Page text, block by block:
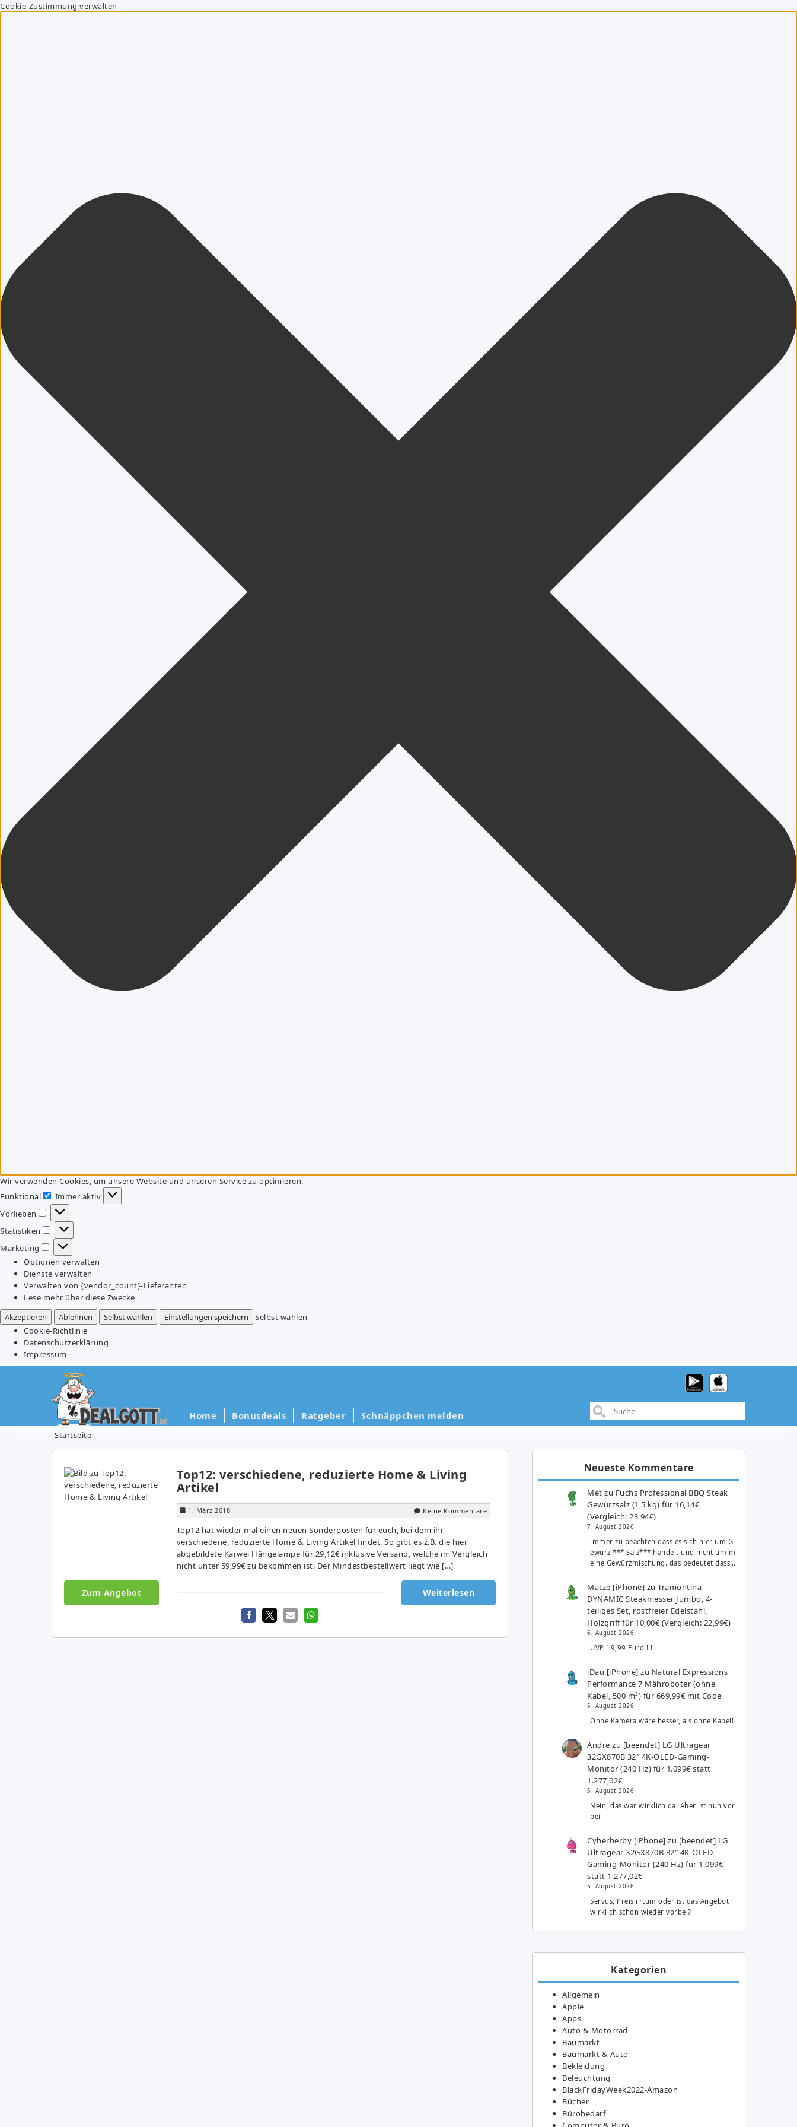
Cookie-Zustimmung verwalten
Wir verwenden Cookies, um unsere Website und unseren Service zu optimieren.
Funktional
Funktional
Immer aktiv
Vorlieben
Vorlieben
Statistiken
Statistiken
Marketing
Marketing
Optionen verwalten
Dienste verwalten
Verwalten von {vendor_count}-Lieferanten
Lese mehr über diese Zwecke
Akzeptieren
Ablehnen Selbst wählen Einstellungen speichern
Selbst wählen
Cookie-Richtlinie
Datenschutzerklärung
Impressum
Home Bonusdeals Ratgeber Schnäppchen melden
Startseite
Top12: verschiedene, reduzierte Home & Living
Artikel
1. März 2018 Keine Kommentare
Top12 hat wieder mal einen neuen Sonderposten für euch, bei dem ihr
verschiedene, reduzierte Home & Living Artikel findet. So gibt es z.B. die hier
abgebildete Karwei Hängelampe für 29,12€ inklusive Versand, welche im Vergleich
nicht unter 59,99€ zu bekommen ist. Der Mindestbestellwert liegt wie […]
Zum Angebot Weiterlesen
Neueste Kommentare
Met zu Fuchs Professional BBQ Steak
Gewürzsalz (1,5 kg) für 16,14€
(Vergleich: 23,94€)
7. August 2026
immer zu beachten dass es sich hier um G
ewürz *** Salz*** handelt und nicht um m
eine Gewürzmischung. das bedeutet dass…
Matze [iPhone] zuTramontina
DYNAMIC Steakmesser Jumbo, 4-
teiliges Set, rostfreier Edelstahl,
Holzgriff für 10,00€ (Vergleich: 22,99€)
6. August 2026
UVP 19,99 Euro !!!
iDau [iPhone] zu Natural Expressions
Performance 7 Mähroboter (ohne
Kabel, 500 m²) für 669,99€ mit Code
5. August 2026
Ohne Kamera wäre besser, als ohne Kabel!
Andre zu [beendet] LG Ultragear
32GX870B 32″ 4K-OLED-Gaming-
Monitor (240 Hz) für 1.099€ statt
1.277,02€
5. August 2026
Nein, das war wirklich da. Aber ist nun vor
bei
Cyberherby [iPhone] zu [beendet] LG
Ultragear 32GX870B 32″ 4K-OLED-
Gaming-Monitor (240 Hz) für 1.099€
statt 1.277,02€
5. August 2026
Servus, Preisirrtum oder ist das Angebot
wirklich schon wieder vorbei?
Kategorien
Allgemein
Apple
Apps
Auto & Motorrad
Baumarkt
Baumarkt & Auto
Bekleidung
Beleuchtung
BlackFridayWeek2022-Amazon
Bücher
Bürobedarf